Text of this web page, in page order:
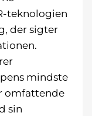
teknologien
der sigter
mindste
omfattende
sin